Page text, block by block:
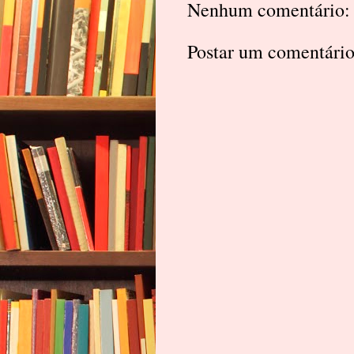
Nenhum comentário:
Postar um comentário